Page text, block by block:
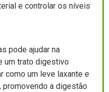
e controlar os níveis
pode ajudar na
um trato digestivo
como um leve laxante e
promovendo a digestão